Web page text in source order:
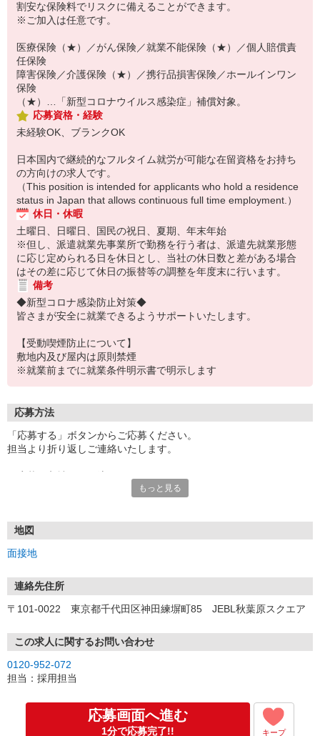
割安な保険料でリスクに備えることができます。
※ご加入は任意です。
医療保険（★）／がん保険／就業不能保険（★）／個人賠償責
任保険
障害保険／介護保険（★）／携行品損害保険／ホールインワン
保険
（★）…「新型コロナウイルス感染症」補償対象。
応募資格・経験
未経験OK、ブランクOK
日本国内で継続的なフルタイム就労が可能な在留資格をお持ち
の方向けの求人です。
（This position is intended for applicants who hold a residence
status in Japan that allows continuous full time employment.）
休日・休暇
土曜日、日曜日、国民の祝日、夏期、年末年始
※但し、派遣就業先事業所で勤務を行う者は、派遣先就業形態
に応じ定められる日を休日とし、当社の休日数と差がある場合
はその差に応じて休日の振替等の調整を年度末に行います。
備考
◆新型コロナ感染防止対策◆
皆さまが安全に就業できるようサポートいたします。
【受動喫煙防止について】
敷地内及び屋内は原則禁煙
※就業前までに就業条件明示書で明示します
応募方法
「応募する」ボタンからご応募ください。
担当より折り返しご連絡いたします。
*来社面接またはオンライン面接が可能です。
（応募情報不足の場合は、履歴書・職務経歴書を頂くケースがあ
▼内定（面接後、最短翌営業日）
*当社より内定通知をお送りします。
*内定にご承諾いただけましたら、採用決定となります。
*当社の正社員としてご入社いただきます。
*辞令の授与、オリエンテーションをお受けいただきます。
▼配属先の決定（★）
*当社が配属先を決定します。
▼就業開始
*配属先にて、当社の派遣スタッフとしてご就業いただきます。
もっと見る
地図
面接地
連絡先住所
〒101-0022 東京都千代田区神田練塀町85 JEBL秋葉原スクエア
この求人に関するお問い合わせ
0120-952-072
担当：採用担当
応募画面へ進む
1分で応募完了!! キープ